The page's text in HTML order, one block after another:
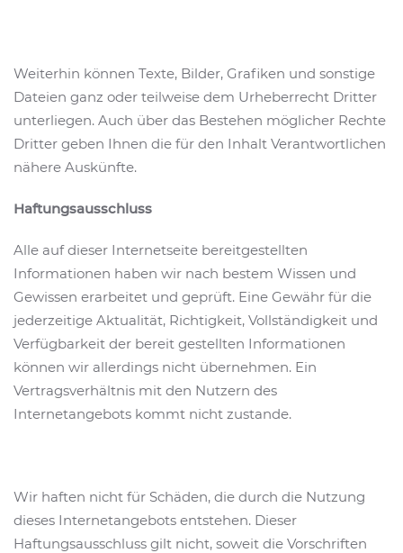
Weiterhin können Texte, Bilder, Grafiken und sonstige
Dateien ganz oder teilweise dem Urheberrecht Dritter
unterliegen. Auch über das Bestehen möglicher Rechte
Dritter geben Ihnen die für den Inhalt Verantwortlichen
nähere Auskünfte.
Haftungsausschluss
Alle auf dieser Internetseite bereitgestellten
Informationen haben wir nach bestem Wissen und
Gewissen erarbeitet und geprüft. Eine Gewähr für die
jederzeitige Aktualität, Richtigkeit, Vollständigkeit und
Verfügbarkeit der bereit gestellten Informationen
können wir allerdings nicht übernehmen. Ein
Vertragsverhältnis mit den Nutzern des
Internetangebots kommt nicht zustande.
Wir haften nicht für Schäden, die durch die Nutzung
dieses Internetangebots entstehen. Dieser
Haftungsausschluss gilt nicht, soweit die Vorschriften